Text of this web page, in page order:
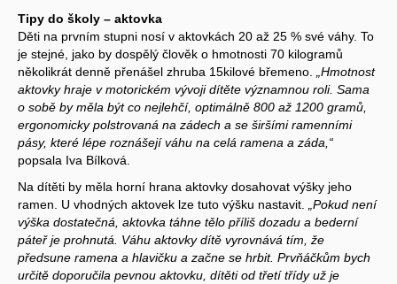
Tipy do školy – aktovka
Děti na prvním stupni nosí v aktovkách 20 až 25 % své váhy. To
je stejné, jako by dospělý člověk o hmotnosti 70 kilogramů
několikrát denně přenášel zhruba 15kilové břemeno.
„Hmotnost
aktovky hraje v motorickém vývoji dítěte významnou roli. Sama
o sobě by měla být co nejlehčí, optimálně 800 až 1200 gramů,
ergonomicky polstrovaná na zádech a se širšími ramenními
pásy, které lépe roznášejí váhu na celá ramena a záda,“
popsala Iva Bílková.
Na dítěti by měla horní hrana aktovky dosahovat výšky jeho
ramen. U vhodných aktovek lze tuto výšku nastavit.
„Pokud není
výška dostatečná, aktovka táhne tělo příliš dozadu a bederní
páteř je prohnutá. Váhu aktovky dítě vyrovnává tím, že
předsune ramena a hlavičku a začne se hrbit. Prvňáčkům bych
určitě doporučila pevnou aktovku, dítěti od třetí třídy už je